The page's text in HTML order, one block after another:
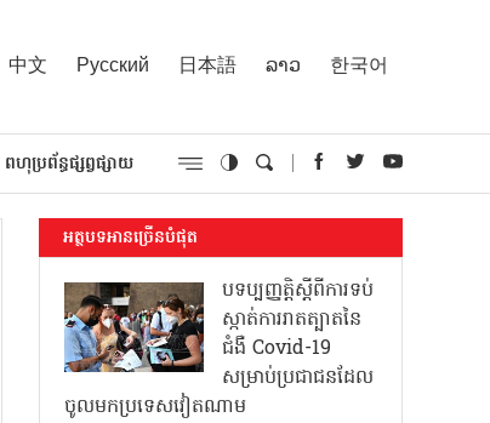
中文 Русский 日本語 ລາວ 한국어
ពហុប្រព័ន្ធផ្សព្វផ្សាយ
អត្ថបទអានច្រើនបំផុត
បទប្បញ្ញត្តិស្តីពីការទប់
ស្កាត់ការរាតត្បាតនៃ
ជំងឺ Covid-19
សម្រាប់ប្រជាជនដែល
ចូលមកប្រទេសវៀតណាម